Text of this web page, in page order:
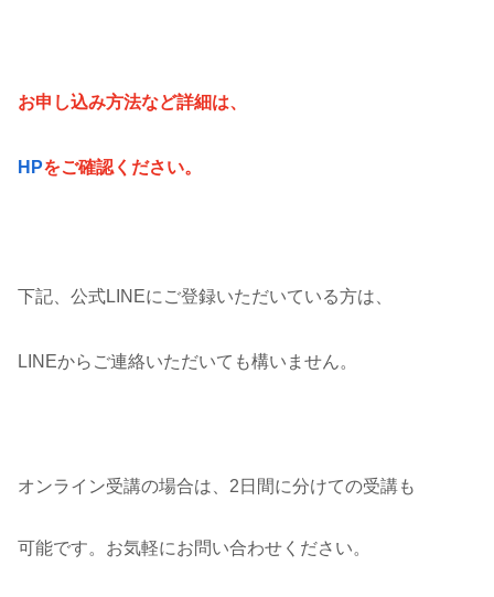
お申し込み方法など詳細は、
HPをご確認ください。
下記、公式LINEにご登録いただいている方は、
LINEからご連絡いただいても構いません。
オンライン受講の場合は、2日間に分けての受講も
可能です。お気軽にお問い合わせください。